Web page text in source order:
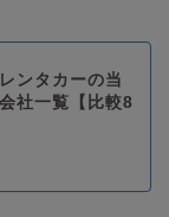
ンタカーの当
社一覧【比較8